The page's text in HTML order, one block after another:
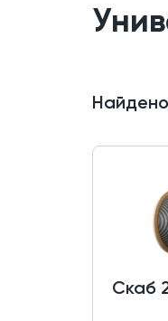
Найдено
Скаб